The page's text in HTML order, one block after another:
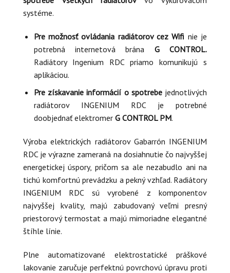
systéme.
Pre možnosť ovládania radiátorov cez Wifi nie je
potrebná internetová brána G CONTROL.
Radiátory Ingenium RDC priamo komunikujú s
aplikáciou.
Pre získavanie informácií o spotrebe jednotlivých
radiátorov INGENIUM RDC je potrebné
doobjednať elektromer G CONTROL PM.
Výroba elektrických radiátorov Gabarrón INGENIUM
RDC je výrazne zameraná na dosiahnutie čo najvyššej
energetickej úspory, pričom sa ale nezabudlo ani na
tichú komfortnú prevádzku a pekný vzhľad. Radiátory
INGENIUM RDC sú vyrobené z komponentov
najvyššej kvality, majú zabudovaný veľmi presný
priestorový termostat a majú mimoriadne elegantné
štíhle línie.
Plne automatizované elektrostatické práškové
lakovanie zaručuje perfektnú povrchovú úpravu proti